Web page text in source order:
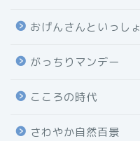
おげんさんといっしょ
がっちりマンデー
こころの時代
さわやか自然百景